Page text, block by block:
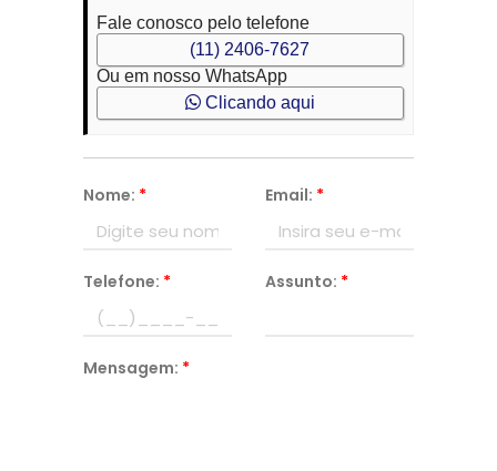
Fale conosco pelo telefone
(11) 2406-7627
Ou em nosso WhatsApp
Clicando aqui
Nome: * Email: *
Telefone: * Assunto: *
Mensagem: *